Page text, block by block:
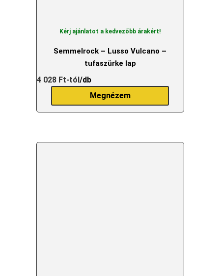
Kérj ajánlatot a kedvezőbb árakért!
Semmelrock – Lusso Vulcano –
tufaszürke lap
4 028 Ft-tól/db
Megnézem